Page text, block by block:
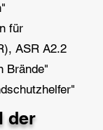
für
ASR A2.2
Brände"
der